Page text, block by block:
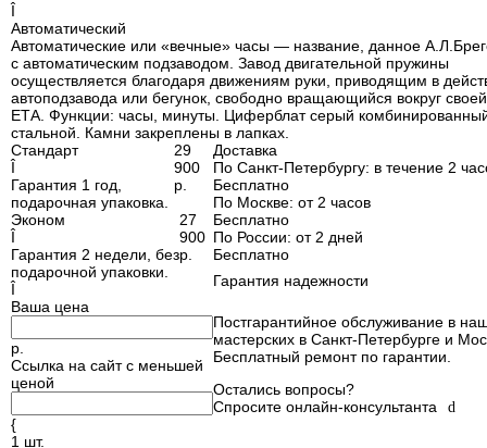
Î
Автоматический
Автоматические или «вечные» часы — название, данное
с автоматическим подзаводом. Завод двигательной пружины
осуществляется благодаря движениям руки, приводящим в
автоподзавода или бегунок, свободно вращающийся вокруг
ЕТА. Функции: часы, минуты. Циферблат серый
стальной. Камни закреплены в лапках.
Стандарт
Î
Гарантия 1 год,
подарочная упаковка.
29
900
р.
Эконом
Î
Гарантия 2 недели, без
подарочной упаковки.
27
900
р.
Î
Ваша цена
р.
Ссылка на сайт с меньшей
ценой
{
1 шт.
Доставка
По Санкт-Петербургу: в течение 2
Бесплатно
По Москве: от 2 часов
Бесплатно
По России: от 2 дней
Бесплатно
Гарантия надежности
Постгарантийное обслуживание в
мастерских в Санкт-Петербурге и
Бесплатный ремонт по гарантии.
Остались вопросы?
Спросите онлайн-консультанта
d